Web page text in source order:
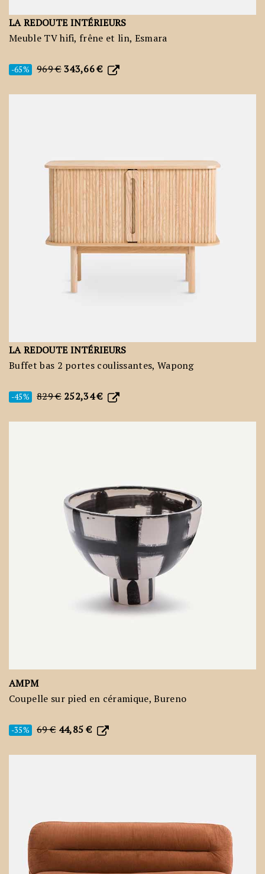
LA REDOUTE INTÉRIEURS
Meuble TV hifi, frêne et lin, Esmara
-65% 969 €343,66 €
LA REDOUTE INTÉRIEURS
Buffet bas 2 portes coulissantes, Wapong
-45% 829 € 252,34 €
AMPM
Coupelle sur pied en céramique, Bureno
-35% 69 € 44,85 €